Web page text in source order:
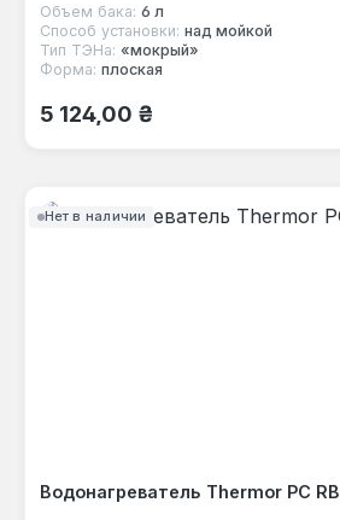
Объем бака: 6 л
Способ установки: над мойкой
Тип ТЭНа: «мокрый»
Форма: плоская
Обычная цена:
5 124,00 ₴
Нет в наличии
Водонагреватель Thermor PC RB